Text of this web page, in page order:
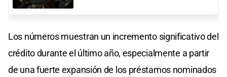
Los números muestran un incremento significativo del
crédito durante el último año, especialmente a partir
de una fuerte expansión de los préstamos nominados